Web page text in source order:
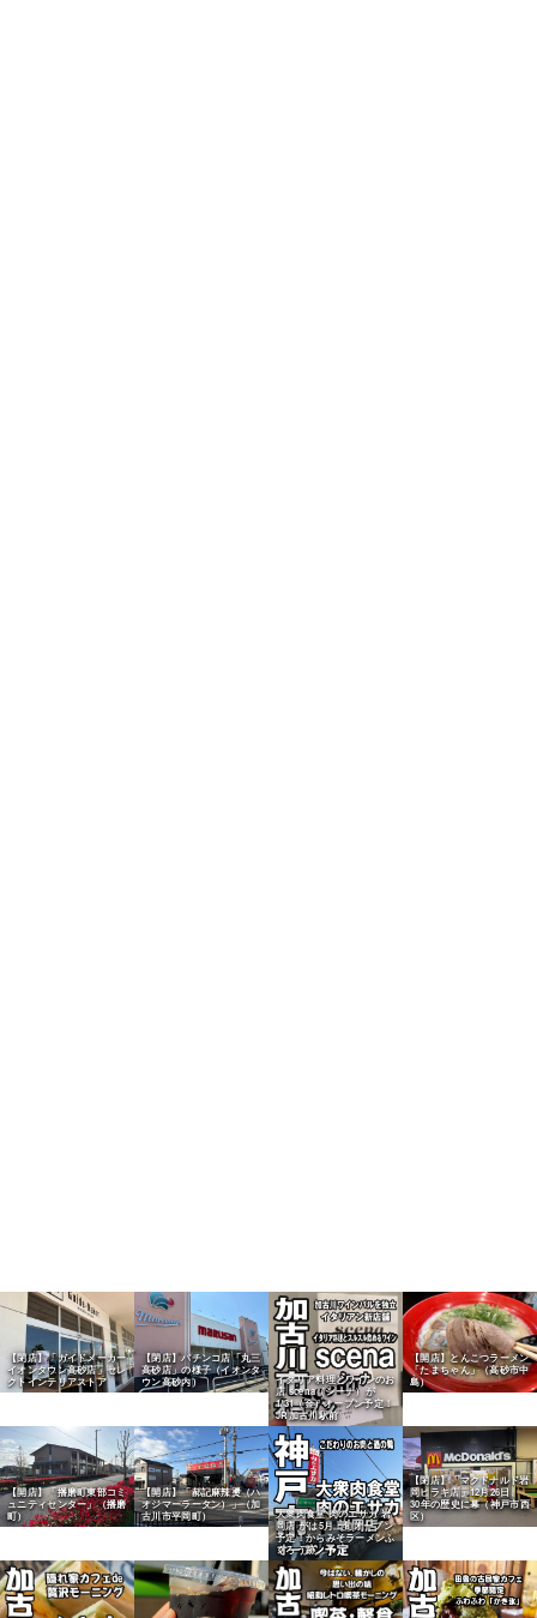
【閉店】「ガイドメーカー
イオンタウン高砂店」セレ
クトインテリアストア
【閉店】パチンコ店「丸三
高砂店」の様子（イオンタ
ウン高砂内）
イタリア料理とワインのお
店 scena（シーナ）が
1/31（金）オープン予定！
JR加古川駅前
【開店】とんこつラーメン
「たまちゃん」（高砂市中
島）
【開店】「播磨町東部コミ
ュニティセンター」（播磨
町）
【開店】「郝記麻辣燙（ハ
オジマーラータン）」（加
古川市平岡町）
大衆肉食堂 肉のエサカ 岩
岡店 がは5月上旬オープン
予定！からみそラーメンふ
くろう跡
【閉店】「マクドナルド岩
岡ヒラキ店」12月26日、
30年の歴史に幕（神戸市西
区）